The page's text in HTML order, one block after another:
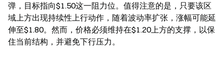
弹，目标指向$1.50这一阻力位。值得注意的是，只要该区
域上方出现持续性上行动作，随着波动率扩张，涨幅可能延
伸至$1.80。然而，价格必须维持在$1.20上方的支撑，以保
住当前结构，并避免下行压力。